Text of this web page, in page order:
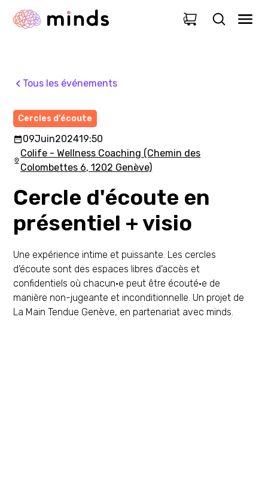
0
Tous les événements
Cercles d'écoute
09Juin202419:50
Colife - Wellness Coaching (Chemin des
Colombettes 6, 1202 Genève)
Cercle d'écoute en
présentiel + visio
Une expérience intime et puissante. Les cercles
d’écoute sont des espaces libres d’accès et
confidentiels où chacun·e peut être écouté·e de
manière non-jugeante et inconditionnelle. Un projet de
La Main Tendue Genève, en partenariat avec minds.